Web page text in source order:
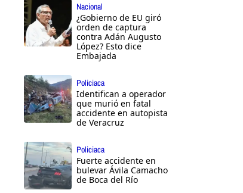
Nacional
¿Gobierno de EU giró
orden de captura
contra Adán Augusto
López? Esto dice
Embajada
Policiaca
Identifican a operador
que murió en fatal
accidente en autopista
de Veracruz
Policiaca
Fuerte accidente en
bulevar Ávila Camacho
de Boca del Río